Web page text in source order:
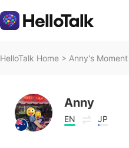
HelloTalk Home > Anny's
Anny
EN JP